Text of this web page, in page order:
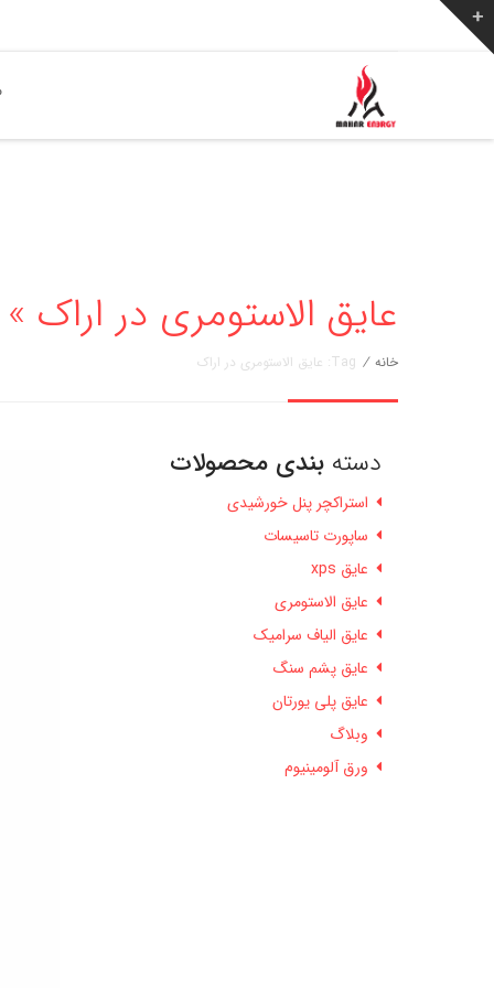
عایق الاستومری در اراک » مهار
خانه / Tag: عایق الاستومری در اراک
دسته بندی محصولات
استراکچر پنل خورشیدی
ساپورت تاسیسات
عایق xps
عایق الاستومری
عایق الیاف سرامیک
عایق پشم سنگ
عایق پلی یورتان
وبلاگ
ورق آلومینیوم